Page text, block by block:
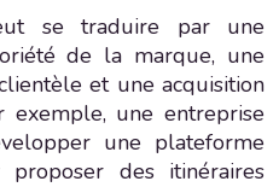
se traduire par une
de la marque, une
et une acquisition
exemple, une entreprise
une plateforme
des itinéraires